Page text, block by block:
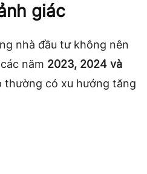
giác
nhà đầu tư không nên
năm 2023, 2024 và
thường có xu hướng tăng